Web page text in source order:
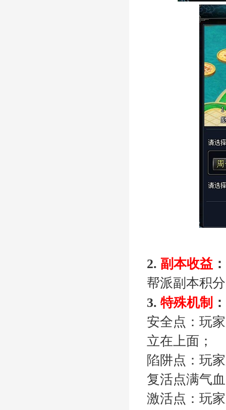
2. 副本收益 ：
帮派副本积分
3. 特殊机制 ：
安全点 ：玩
立在上面 ；
陷阱点 ：玩
复活点满气
激活点 ： 玩